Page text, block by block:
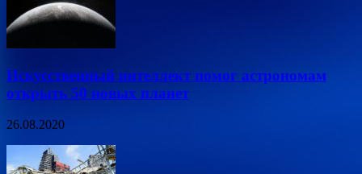
Искусственный интеллект помог астрономам
открыть 50 новых планет
26.08.2020